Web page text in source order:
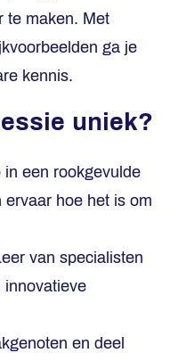
te maken. Met
ga je
kennis.
uniek?
in een rookgevulde
hoe het is om
van specialisten
innovatieve
en deel